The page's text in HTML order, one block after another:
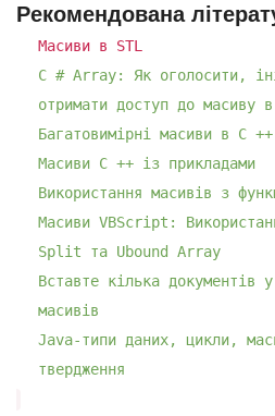
Рекомендована
Масиви в STL
C # Array: Як оголосити,
отримати доступ до масиву
Багатовимірні масиви в C ++
Масиви C ++ із прикладами
Використання масивів з
Масиви VBScript:
Split та Ubound Array
Вставте кілька документів
масивів
Java-типи даних, цикли,
твердження